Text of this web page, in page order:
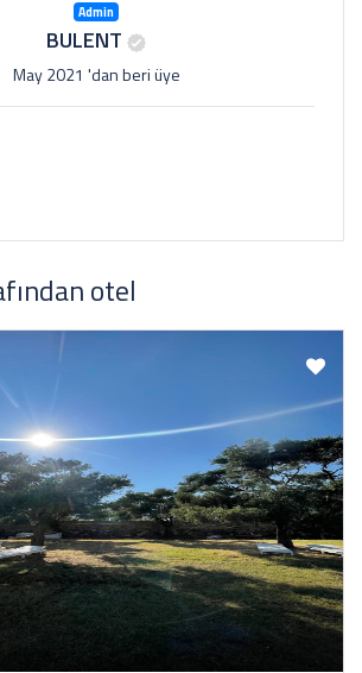
Admin
BULENT
May 2021 'dan beri üye
otel